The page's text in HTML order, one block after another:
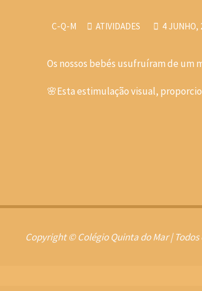
C-Q-M ATIVIDADES 4 JUNHO,
Os nossos bebés usufruíram de um
🌸Esta estimulação visual,
Copyright © Colégio Quinta do Mar |